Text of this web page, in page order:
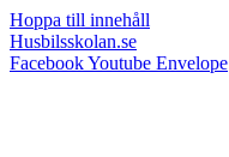
Hoppa till innehåll
Husbilsskolan.se
FacebookYoutube Envelope